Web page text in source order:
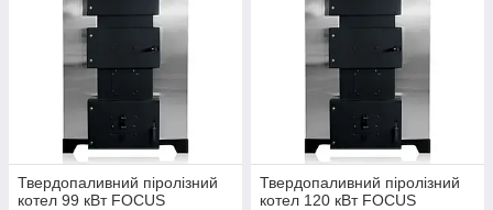
Твердопаливний піролізний
котел 99 кВт FOCUS
Твердопаливний піролізний
котел 120 кВт FOCUS